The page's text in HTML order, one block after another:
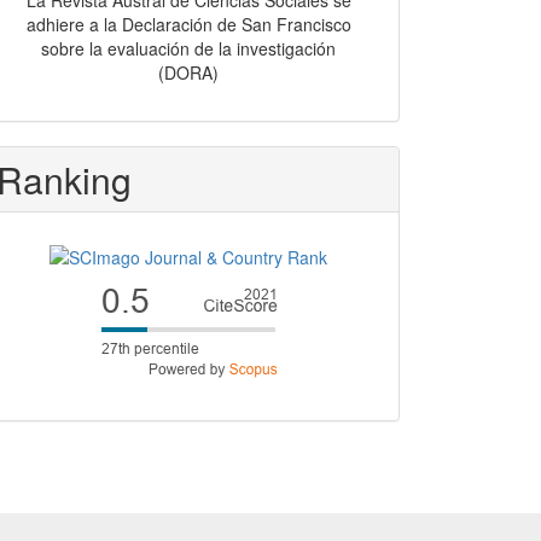
adhiere a la Declaración de San Francisco
sobre la evaluación de la investigación
(DORA)